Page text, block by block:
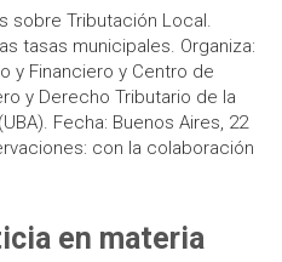
sobre Tributación Local.
tasas municipales. Organiza:
y Financiero y Centro de
y Derecho Tributario de la
Fecha: Buenos Aires, 22
con la colaboración
en materia